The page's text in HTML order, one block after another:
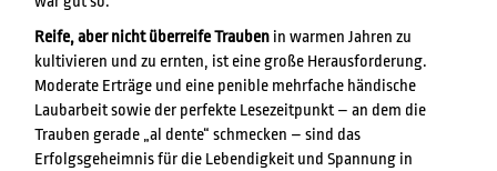
Reife, aber nicht überreife Trauben in warmen Jahren zu
kultivieren und zu ernten, ist eine große Herausforderung.
Moderate Erträge und eine penible mehrfache händische
Laubarbeit sowie der perfekte Lesezeitpunkt – an dem die
Trauben gerade „al dente“ schmecken – sind das
Erfolgsgeheimnis für die Lebendigkeit und Spannung in